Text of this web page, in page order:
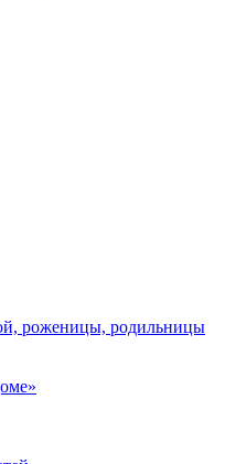
роженицы, родильницы